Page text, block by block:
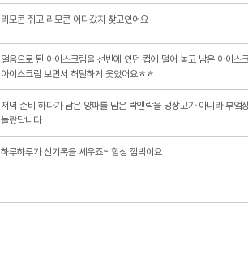
리모콘 쥐고 리모콘 어디갔지 찾고있어요
얼음으로 된 아이스크림을 선반에 있던 컵에 덜어 놓고 남은 아이
아이스크림 보면서 허탈하게 웃었어요ㅎㅎ
저녁 준비 하다가 남은 양파를 담은 락앤락을 냉장고가 아니라 부
놀랐답니다
하루하루가 신기록을 세우죠~ 항상 깜박이요